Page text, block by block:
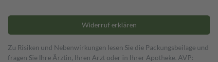
Widerruf erklären
Zu Risiken und Nebenwirkungen lesen Sie die Packungsbeilage und
fragen Sie Ihre Ärztin, Ihren Arzt oder in Ihrer Apotheke. AVP: